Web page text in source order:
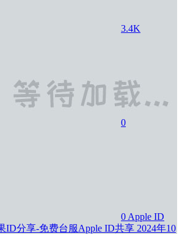
3.4K
0
0 Apple ID
ID分享-免费台服Apple ID共享 2024年10